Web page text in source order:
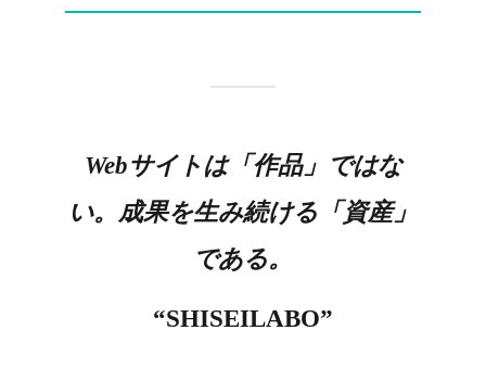
Webサイトは「作品」ではな
い。成果を生み続ける「資産」
である。
“SHISEILABO”